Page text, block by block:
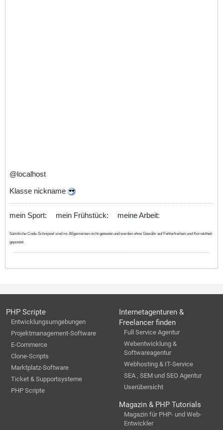
@localhost
Klasse nickname
mein Sport: mein Frühstück: meine Arbeit:
Sämtliche Code-Schnipsel sind im Allgemeinen nicht getestet und werden ohne Gewähr auf Fehlerfreiheit und Korrektheit
gepostet.
PHP Scripte
Entwicklungsumgebungen
Projektmanagement-Software
E-Commerce
Clone-Scripts
Marktplatz-Software
Ticket & Supportsysteme
PHP Scripte
Internetagenturen &
Freelancer finden
Full Service Agentur
Webentwicklung &
Softwareagentur
Webhosting & IT-Service
SEA , SEM und SEO Agentur
Userübersicht
Magazin & PHP Tutorials
Magazin für PHP- und Web-
Entwickler